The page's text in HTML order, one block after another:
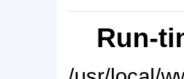
Run-